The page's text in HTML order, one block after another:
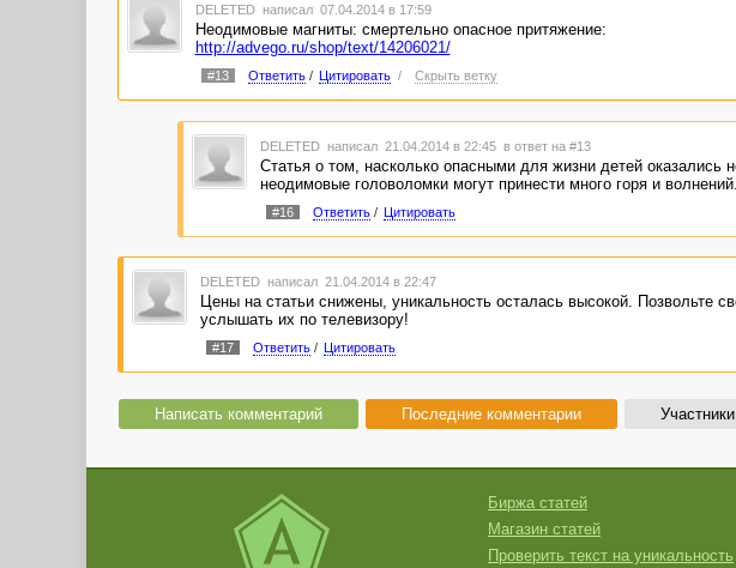
DELETED написал 07.04.2014 в 17:59
Неодимовые магниты: смертельно опасное притяжение:
http://advego.ru/shop/text/14206021/
#13 Ответить/ Цитировать / Скрыть ветку
DELETED написал 21.04.2014 в 22:45 в ответ на #13
Статья о том, насколько опасными для жизни детей
неодимовые головоломки могут принести много горя и волнений.
#16 Ответить/ Цитировать
DELETED написал 21.04.2014 в 22:47
Цены на статьи снижены, уникальность осталась высокой. Позвольте
услышать их по телевизору!
#17 Ответить/ Цитировать
Написать комментарий Последние комментарии
Биржа статей
Магазин статей
Проверить текст на уникальность